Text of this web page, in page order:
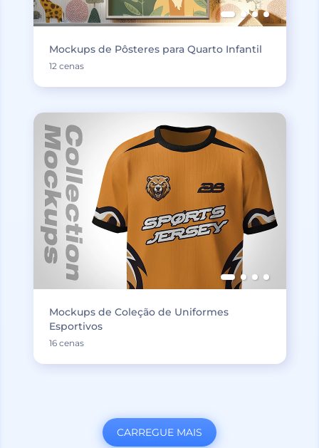
Mockups de Pôsteres para Quarto Infantil
12 cenas
Mockups de Coleção de Uniformes
Esportivos
16 cenas
CARREGUE MAIS